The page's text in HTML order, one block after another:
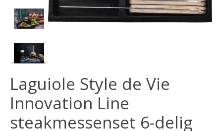
Laguiole Style de Vie
Innovation Line
steakmessenset 6-delig